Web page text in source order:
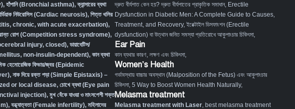
, হাঁপানি (Bronchial asthma),ক্যান্সারের ব্যথা
নিউরোসিস (Cardiac neurosis), পিত্ত থলির
chronic, with acute exacerbation),
রোগ (Competition stress syndrome),
injury, closed), ডায়াবেটিস/
non-insulin-dependent), কান ব্যথা
হেমোরেজিক ফিভার/জ্বর (Epidemic
, নাক দিয়ে রক্ত পড়া (Simple Epistaxis) –
or local disease, চোখে ব্যথা (Eye pain
injection), মুখ বেঁকে যাওয়া ও মাংসপেশী শক্ত
, বন্ধ্যাত্বতা (Female infertility), মহিলাদের
দ্রুত বীর্যপাত কেন হয়? দ্রুত বীর্যপাতের প্রাকৃতিক সমাধান, Erectile
Dysfunction in Diabetic Men: A Complete Guide to Causes,
Treatment, and Recovery, ইরেক্টাইল ডিসফাংশন (Erectile
dysfunction) বা উত্থান জনিত সমস্যা প্রতিরোধে আকুপাংচার চিকিৎসা,
Ear Pain
কান ব্যথার কারণ, লক্ষণ এবং চিকিৎসা,
Women’s Health
গর্ভাবস্থায় বাচ্চার অবস্থান (Malposition of the Fetus) এবং আকুপাংচার
চিকিৎসা, 5 Way to Boost Women Health Naturally,
Melasma treatment
Melasma treatment with Laser, best melasma treatment